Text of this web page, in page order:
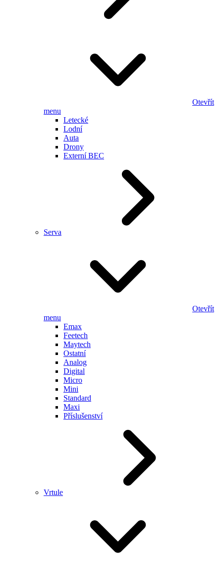
Otevřít
menu
Letecké
Lodní
Auta
Drony
Externí BEC
Serva
Otevřít
menu
Emax
Feetech
Maytech
Ostatní
Analog
Digital
Micro
Mini
Standard
Maxi
Příslušenství
Vrtule